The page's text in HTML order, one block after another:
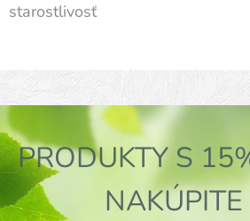
starostlivosť 🪥✨
PRODUKTY S
NAKÚPITE